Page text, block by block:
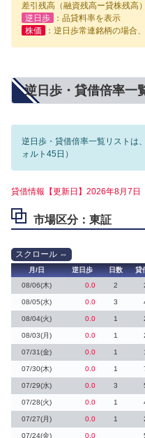
差引残高（融資残高ー貸株残高
逆日歩
：品貸料率を表示
株価
：逆日歩常連銘柄の場合
逆日歩・貸借倍率一
逆日歩・貸借倍率一覧リストは
ォルト45日）
貸借情報【更新日】2026年8月7日
市場区分：東証
月/日 逆日歩 日数 貸
08/06(木)
0.0 2
08/05(水) 0.0 3
08/04(火) 0.0 1
08/03(月) 0.0 1
07/31(金) 0.0 1
07/30(木) 0.0 1
07/29(水) 0.0 3
07/28(火) 0.0 1
07/27(月) 0.0 1
07/24(金) 0.0